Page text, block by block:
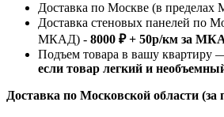
Доставка по Москве (в
Доставка стеновых панелей по
МКАД) - 8000 ₽ + 50р/км за
Подъем товара в вашу квартиру
если товар легкий и
Доставка по Московской области